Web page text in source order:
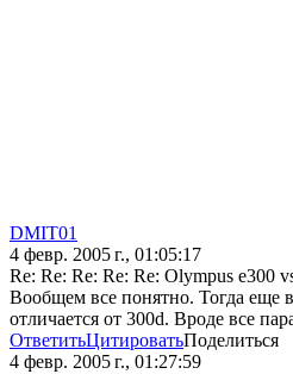
DMIT01
4 февр. 2005 г., 01:05:17
Re: Re: Re: Re: Re: Olympus e300
Вообщем все понятно. Тогда еще
отличается от 300d. Вроде все
ОтветитьЦитироватьПоделиться
4 февр. 2005 г., 01:27:59